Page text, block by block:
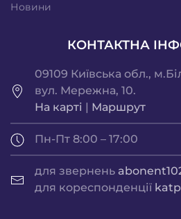
Новини
КОНТАКТНА
09109 Київська обл.,
вул. Мережна, 10.
На карті | Маршрут
Пн-Пт 8:00 – 17:00
для звернень
для кореспонденції